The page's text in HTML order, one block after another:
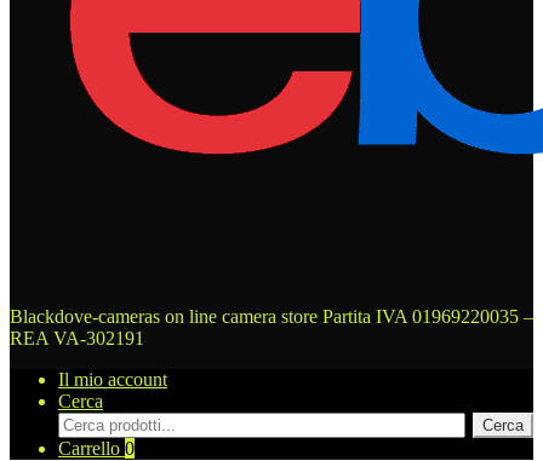
Blackdove-cameras on line camera store Partita IVA 01969220035 –
REA VA-302191
Il mio account
Cerca
Cerca
prodotti
Cerca
Carrello 0